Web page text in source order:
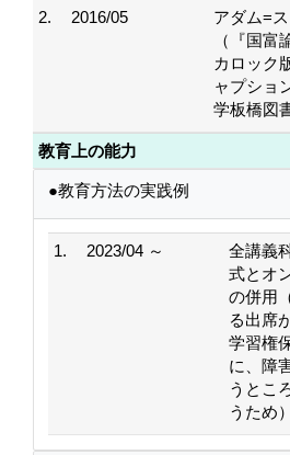
2. 2016/05
アダム=
（『国富
カロック
ャプショ
学板橋図
教育上の能力
●教育方法の実践例
1. 2023/04 ～
全講義
式とオ
の併用
る出席
学習権
に、障
うとこ
うため）